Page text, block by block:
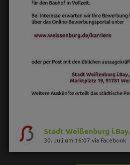
Stadt Weißenburg i.Bay.
30. Juli um 16:07 via Facebook